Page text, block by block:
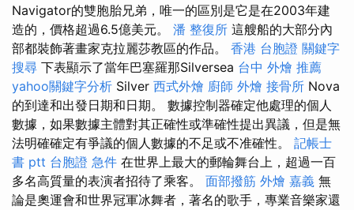
Navigator的雙胞胎兄弟，唯一的區別是它是在2003年建
造的，價格超過6.5億美元。 潘 整復所 這艘船的大部分內
部都裝飾著畫家克拉麗莎教區的作品。 香港 台胞證 關鍵字
搜尋 下表顯示了當年巴塞羅那Silversea 台中 外燴 推薦
yahoo關鍵字分析 Silver 西式外燴 廚師 外燴 接骨所 Nova
的到達和出發日期和日期。 數據控制器確定他處理的個人
數據，如果數據主體對其正確性或準確性提出異議，但是無
法明確確定有爭議的個人數據的不足或不准確性。 記帳士
書 ptt 台胞證 急件 在世界上最大的郵輪舞台上，超過一百
多名高質量的表演者招待了乘客。 面部撥筋 外燴 嘉義 無
論是奧運會和世界冠軍冰舞者，著名的歌手，專業音樂家還